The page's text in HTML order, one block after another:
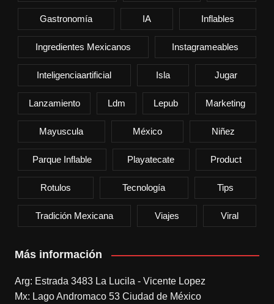
Gastronomía IA Inflables
Ingredientes Mexicanos Instagrameables
Inteligenciaartificial Isla Jugar
Lanzamiento Ldm Lepub Marketing
Mayuscula México Niñez
Parque Inflable Playatecate Product
Rotulos Tecnología Tips
Tradición Mexicana Viajes Viral
Más información
Arg: Estrada 3483 La Lucila - Vicente Lopez
Mx: Lago Andromaco 53 Ciudad de México